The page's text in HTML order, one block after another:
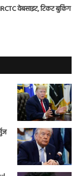
वेबसाइट, टिकट बुकिंग